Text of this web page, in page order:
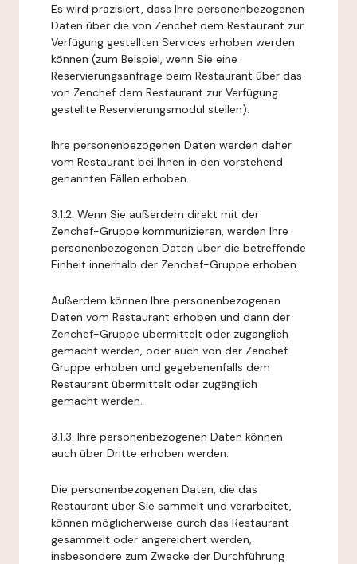
Es wird präzisiert, dass Ihre personenbezogenen
Daten über die von Zenchef dem Restaurant zur
Verfügung gestellten Services erhoben werden
können (zum Beispiel, wenn Sie eine
Reservierungsanfrage beim Restaurant über das
von Zenchef dem Restaurant zur Verfügung
gestellte Reservierungsmodul stellen).
Ihre personenbezogenen Daten werden daher
vom Restaurant bei Ihnen in den vorstehend
genannten Fällen erhoben.
3.1.2. Wenn Sie außerdem direkt mit der
Zenchef-Gruppe kommunizieren, werden Ihre
personenbezogenen Daten über die betreffende
Einheit innerhalb der Zenchef-Gruppe erhoben.
Außerdem können Ihre personenbezogenen
Daten vom Restaurant erhoben und dann der
Zenchef-Gruppe übermittelt oder zugänglich
gemacht werden, oder auch von der Zenchef-
Gruppe erhoben und gegebenenfalls dem
Restaurant übermittelt oder zugänglich
gemacht werden.
3.1.3. Ihre personenbezogenen Daten können
auch über Dritte erhoben werden.
Die personenbezogenen Daten, die das
Restaurant über Sie sammelt und verarbeitet,
können möglicherweise durch das Restaurant
gesammelt oder angereichert werden,
insbesondere zum Zwecke der Durchführung